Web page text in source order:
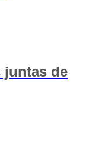
juntas de